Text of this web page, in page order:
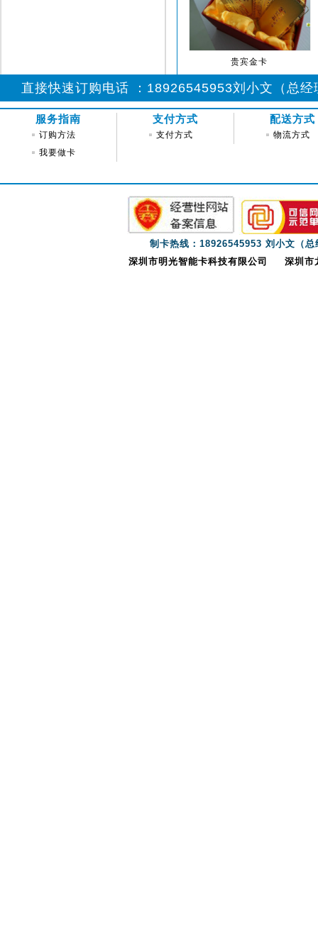
贵宾金卡
直接快速订购电话 ：18926545953刘小文（总
服务指南
订购方法
我要做卡
支付方式
支付方式
配送方式
物流方式
制卡热线：18926545953 刘小文（
深圳市明光智能卡科技有限公司
深圳市